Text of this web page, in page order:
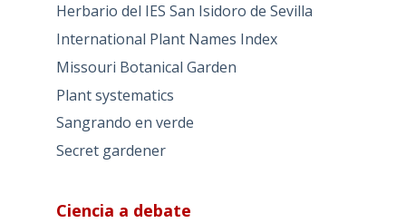
Herbario del IES San Isidoro de Sevilla
International Plant Names Index
Missouri Botanical Garden
Plant systematics
Sangrando en verde
Secret gardener
Ciencia a debate